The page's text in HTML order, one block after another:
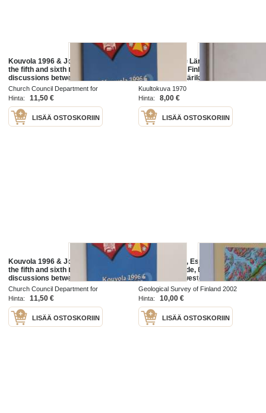
Kouvola 1996 & Joensuu 1999 :
the fifth and sixth theological
discussions between the
Evangelical Lutheran Church of
Finland and the Orthodox Church
of Finland
Church Council Department for
international relations, Evangelical
Lutheran Church of Finland 2011
Hinta: 11,50 €
LISÄÄ OSTOSKORIIN
Tunne Suomi = Lär känna Finland =
Learn to know Finland = Kenne
Finland : 800 värikuvaa = färgbilder
= colour pictures = Farbfotos
Kuultokuva 1970
Hinta:
8,00 €
LISÄÄ OSTOSKORIIN
Kouvola 1996 & Joensuu 1999 :
the fifth and sixth theological
discussions between the
Evangelical Lutheran Church of
Finland and the Orthodox Church
of Finland
Church Council Department for
international relations, Evangelical
Lutheran Church of Finland 2011
Hinta: 11,50 €
LISÄÄ OSTOSKORIIN
FOREGS 2002, Espoo, Finland -
Excursion Guide, 6-7 September,
2002 : South-western Finland,
Geology and History
Geological Survey of Finland 2002
Hinta:
10,00 €
LISÄÄ OSTOSKORIIN